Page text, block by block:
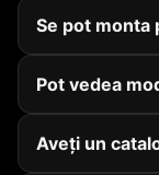
Se pot monta
Pot vedea
Aveți un